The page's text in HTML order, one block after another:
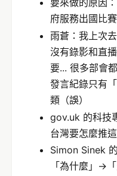
要來做的原因
府服務出國比
雨蒼：我上次
沒有錄影和直
要... 很多部會
發言紀錄只有
類（誤）
gov.uk 的科技
台灣要怎麼推
Simon Sinek
「為什麼」->